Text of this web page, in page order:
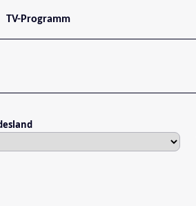
TV-Programm